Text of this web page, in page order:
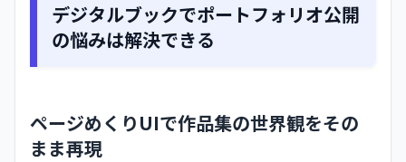
デジタルブックでポートフォリオ公開
の悩みは解決できる
ページめくりUIで作品集の世界観をその
まま再現